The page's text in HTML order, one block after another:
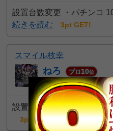
設置台数変更 ・パチンコ
続きを読む
3pt GET!
スマイル枝幸
ねろ プロ10位
2024年04月29日 10:06
設置台数変更 ・パチンコ
3pt GET!